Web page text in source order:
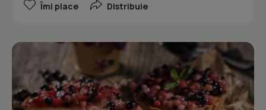
Îmi place Distribuie